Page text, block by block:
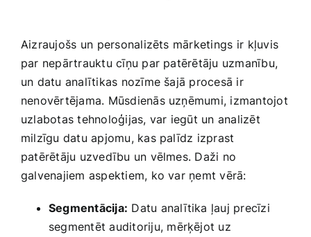
Aizraujošs un ⁣personalizēts mārketings ⁤ir kļuvis⁢
par nepārtrauktu cīņu par patērētāju uzmanību,
un datu analītikas nozīme šajā procesā ir
nenovērtējama. Mūsdienās uzņēmumi, izmantojot
uzlabotas tehnoloģijas, var ‌iegūt un ‍analizēt
milzīgu ‌datu‌ apjomu, kas palīdz izprast
patērētāju uzvedību un vēlmes. Daži​ no
galvenajiem aspektiem, ko var ņemt vērā:
Segmentācija: Datu analītika ļauj ‌precīzi
segmentēt auditoriju, mērķējot uz